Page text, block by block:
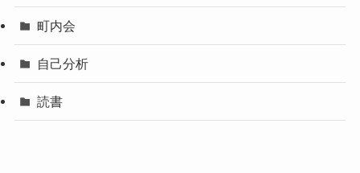
町内会
自己分析
読書